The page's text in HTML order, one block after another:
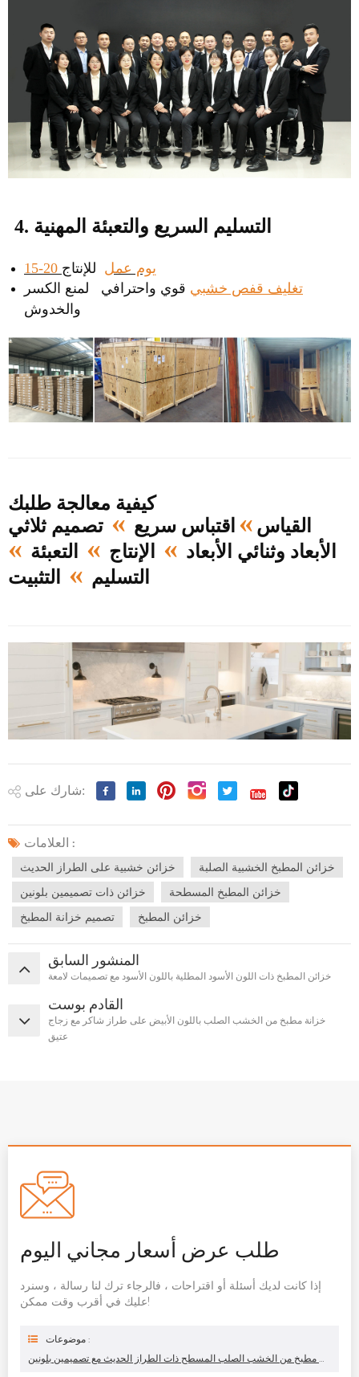
4. التسليم السريع والتعبئة المهنية
15-20 يوم عمل للإنتاج
تغليف قفص خشبي قوي واحترافي لمنع الكسر
والخدوش
كيفية معالجة طلبك
القياس » اقتباس سريع » تصميم ثلاثي
الأبعاد وثنائي الأبعاد » الإنتاج » التعبئة »
التسليم » التثبيت
شارك على:
العلامات :
خزائن خشبية على الطراز الحديث
خزائن المطبخ الخشبية الصلبة
خزائن ذات تصميمين بلونين
خزائن المطبخ المسطحة
تصميم خزانة المطبخ
خزائن المطبخ
المنشور السابق
خزائن المطبخ ذات اللون الأسود المطلية باللون الأسود مع تصميمات لامعة
القادم بوست
خزانة مطبخ من الخشب الصلب باللون الأبيض على طراز شاكر مع زجاج
عتيق
طلب عرض أسعار مجاني اليوم
إذا كانت لديك أسئلة أو اقتراحات ، فالرجاء ترك لنا رسالة ، وسنرد
عليك في أقرب وقت ممكن!
موضوعات :
خزائن مطبخ من الخشب الصلب المسطح ذات الطراز الحديث مع تصميمين بلونين